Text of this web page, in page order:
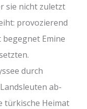
sie nicht zuletzt
provozierend
Emine
durch
ab-
türkische Heimat